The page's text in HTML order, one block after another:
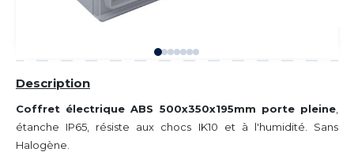
Description
Coffret électrique ABS 500x350x195mm porte pleine
étanche IP65, résiste aux chocs IK10 et à l'humidité. Sans
Halogène.